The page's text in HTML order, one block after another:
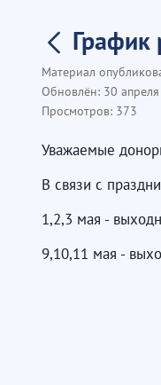
График
Материал
Обновлён: 30
Просмотров: 373
Уважаемые
В связи с
1,2,3 мая -
9,10,11 мая -